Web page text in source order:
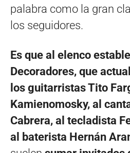
palabra como la gran
los seguidores.
Es que al elenco
Decoradores, que
los guitarristas Tito
Kamienomosky, al
Cabrera, al tecladista
al baterista Hernán